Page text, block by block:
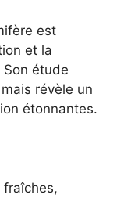
est
et la
Son étude
révèle un
étonnantes.